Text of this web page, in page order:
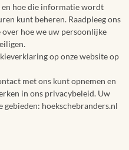
en hoe die informatie wordt
kunt beheren. Raadpleeg ons
hoe we uw persoonlijke
op onze website op
met ons kunt opnemen en
in ons privacybeleid. Uw
hoekschebranders.nl